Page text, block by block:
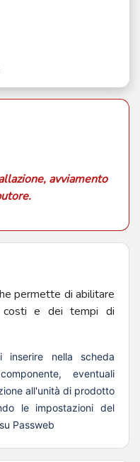
avviamento
permette di abilitare
e dei tempi di
nella scheda
eventuali
all'unità di prodotto
le impostazioni del
Passweb